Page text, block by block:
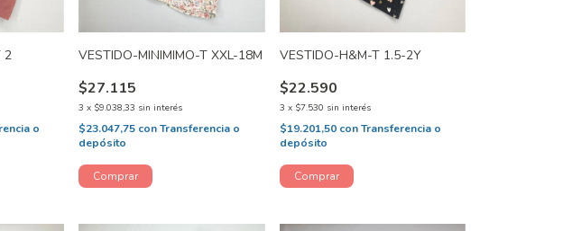
2
o
VESTIDO-MINIMIMO-T XXL-18M
$27.115
3 x $9.038,33 sin interés
$23.047,75 conTransferencia o
depósito
VESTIDO-H&M-T 1.5-2Y
$22.590
3 x $7.530 sin interés
$19.201,50 con Transferencia o
depósito